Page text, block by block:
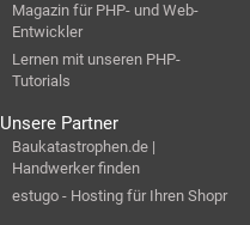
Magazin für PHP- und Web-
Entwickler
Lernen mit unseren PHP-
Tutorials
Unsere Partner
Baukatastrophen.de |
Handwerker finden
estugo - Hosting für Ihren Shopr